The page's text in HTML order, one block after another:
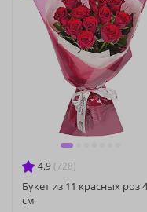
4.9 (728)
Букет из 11 красных роз
см